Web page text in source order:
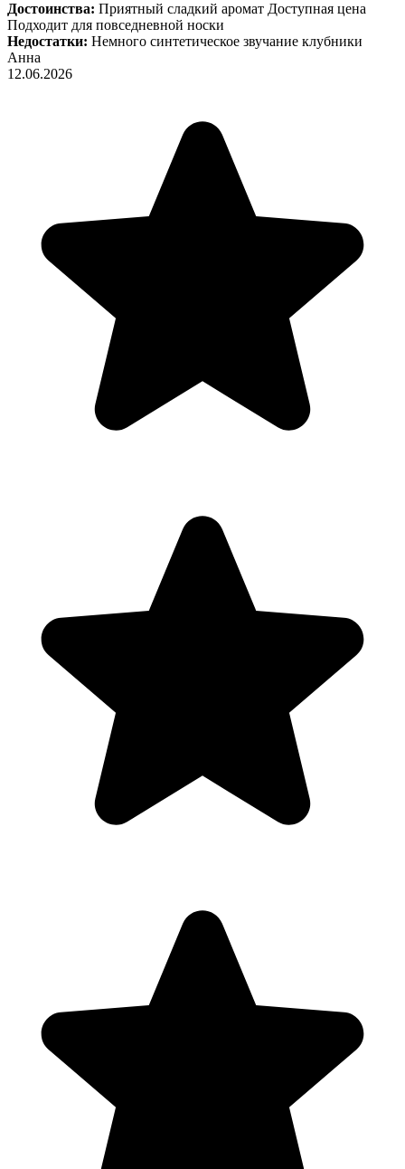
Достоинства: Приятный сладкий аромат Доступная цена
Подходит для повседневной носки
Недостатки: Немного синтетическое звучание клубники
Анна
12.06.2026